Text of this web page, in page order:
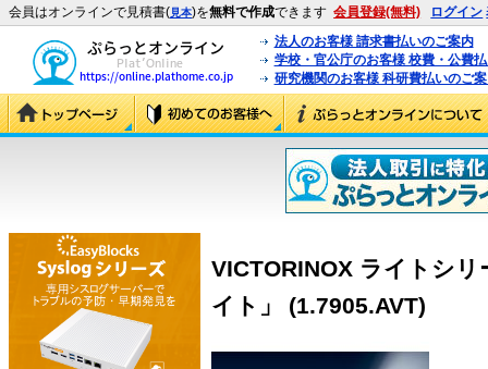
会員はオンラインで見積書(見本)を無料で作成できます 会員登録(無料) ログイン
法人のお客様 請求書払いのご案内
学校・官公庁のお客様 校費・公費
研究機関のお客様 科研費払いのご
VICTORINOX ライトシ
イト」 (1.7905.AVT)